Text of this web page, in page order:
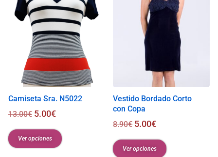
Camiseta Sra. N5022
13.00€ 5.00€
Ver opciones
Vestido Bordado Corto
con Copa
8.90€ 5.00€
Ver opciones